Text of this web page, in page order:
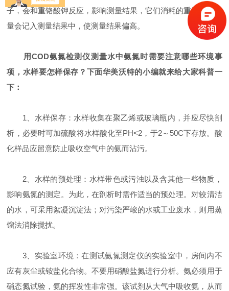
子，会和重铬酸钾反应，影响测量结果，它们消耗的重铬酸钾的
量会记入测量结果中，使测量结果偏高。
用COD氨氮检测仪测量水中氨氮时需要注意哪些环境事
项，水样要怎样保存？下面华美沃特的小编就来给大家科普一
下：
1、水样保存：水样收集在聚乙烯或玻璃瓶内，并应尽快剖
析，必要时可加硫酸将水样酸化至PH<2，于2～50C下存放。酸
化样品应留意防止吸收空气中的氨而沾污。
2、水样的预处理：水样带色或污浊以及含其他一些物质，
影响氨氮的测定。为此，在剖析时需作适当的预处理。对较清洁
的水，可采用絮凝沉淀法；对污染严峻的水或工业废水，则用蒸
馏法消除搅扰。
3、实验室环境：在测试氨氮测定仪的实验室中，房间内不
应有灰尘或铵盐化合物。不要用硝酸盐氮进行分析。氨必须用于
硝态氮试验，氨的挥发性非常强。该试剂从大气中吸收氨，从而